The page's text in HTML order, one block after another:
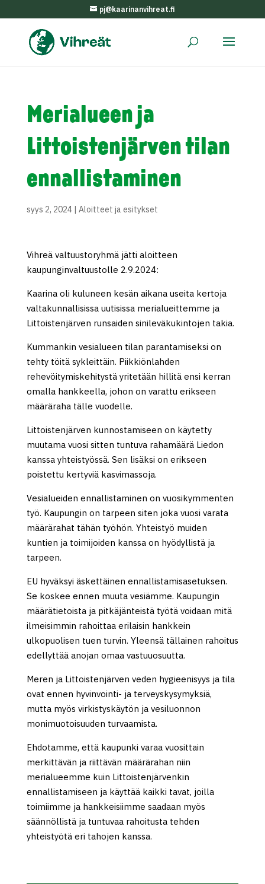
pj@kaarinanvihreat.fi
Merialueen ja
Littoistenjärven tilan
ennallistaminen
syys 2, 2024| Aloitteet ja esitykset
Vihreä valtuustoryhmä jätti aloitteen
kaupunginvaltuustolle 2.9.2024:
Kaarina oli kuluneen kesän aikana useita kertoja
valtakunnallisissa uutisissa merialueittemme ja
Littoistenjärven runsaiden sinileväkukintojen takia.
Kummankin vesialueen tilan parantamiseksi on
tehty töitä sykleittäin. Piikkiönlahden
rehevöitymiskehitystä yritetään hillitä ensi kerran
omalla hankkeella, johon on varattu erikseen
määräraha tälle vuodelle.
Littoistenjärven kunnostamiseen on käytetty
muutama vuosi sitten tuntuva rahamäärä Liedon
kanssa yhteistyössä. Sen lisäksi on erikseen
poistettu kertyviä kasvimassoja.
Vesialueiden ennallistaminen on vuosikymmenten
työ. Kaupungin on tarpeen siten joka vuosi varata
määrärahat tähän työhön. Yhteistyö muiden
kuntien ja toimijoiden kanssa on hyödyllistä ja
tarpeen.
EU hyväksyi äskettäinen ennallistamisasetuksen.
Se koskee ennen muuta vesiämme. Kaupungin
määrätietoista ja pitkäjänteistä työtä voidaan mitä
ilmeisimmin rahoittaa erilaisin hankkein
ulkopuolisen tuen turvin. Yleensä tällainen rahoitus
edellyttää anojan omaa vastuuosuutta.
Meren ja Littoistenjärven veden hygieenisyys ja tila
ovat ennen hyvinvointi- ja terveyskysymyksiä,
mutta myös virkistyskäytön ja vesiluonnon
monimuotoisuuden turvaamista.
Ehdotamme, että kaupunki varaa vuosittain
merkittävän ja riittävän määrärahan niin
merialueemme kuin Littoistenjärvenkin
ennallistamiseen ja käyttää kaikki tavat, joilla
toimiimme ja hankkeisiimme saadaan myös
säännöllistä ja tuntuvaa rahoitusta tehden
yhteistyötä eri tahojen kanssa.